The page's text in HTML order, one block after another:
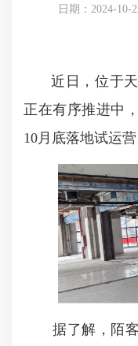
日期：2024-10-
近日，位于
正在有序推进中
10月底落地试运营
据了解，陌客